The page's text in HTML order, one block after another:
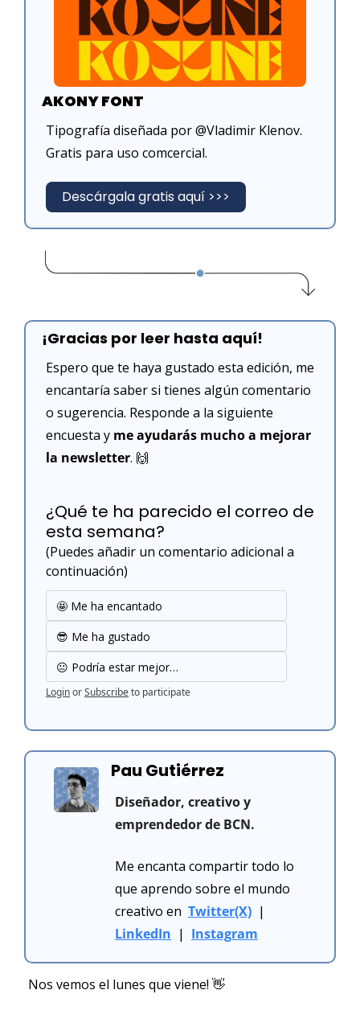
AKONY FONT
Tipografía diseñada por @Vladimir Klenov.
Gratis para uso comcercial.
Descárgala gratis aquí >>>
¡Gracias por leer hasta aquí!
Espero que te haya gustado esta edición, me
encantaría saber si tienes algún comentario
o sugerencia. Responde a la siguiente
encuesta y me ayudarás mucho a mejorar
la newsletter. 🙌
¿Qué te ha parecido el correo de
esta semana?
(Puedes añadir un comentario adicional a
continuación)
🤩 Me ha encantado
😎 Me ha gustado
😐 Podría estar mejor…
LoginorSubscribeto participate
Pau Gutiérrez
Diseñador, creativo y
emprendedor de BCN.
Me encanta compartir todo lo
que aprendo sobre el mundo
creativo en Twitter(X)
LinkedIn
  |
Instagram
Nos vemos el lunes que viene! 👋